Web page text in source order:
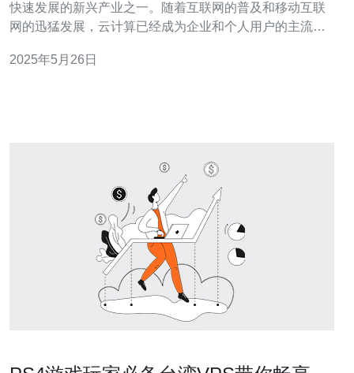
快速发展的新兴产业之一。随着互联网的普及和移动互联
网的迅猛发展，云计算已经成为企业和个人用户的主流选
产业也呈现出蓬勃发展的态势。 台湾云服务器产业的发展
2025年5月26日